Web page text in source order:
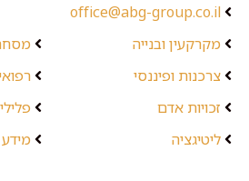
office@abg-group.co.il
מקרקעין ובנייה
צרכנות ופיננסי
זכויות אדם
ליטיגציה
פלילי